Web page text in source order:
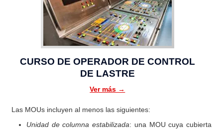
CURSO DE OPERADOR DE CONTROL
DE LASTRE
Ver más →
Las MOUs incluyen al menos las siguientes:
Unidad de columna estabilizada: una MOU cuya cubierta